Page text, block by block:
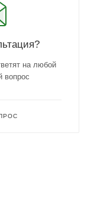
на любой
вопрос